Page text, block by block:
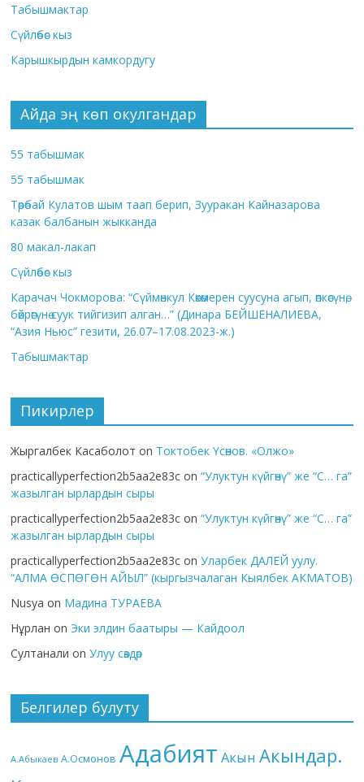
Табышмактар
Сүйлөбөс кыз
Карышкырдын камкордугу
Айда эң көп окулгандар
55 табышмак
55 табышмак
Төрөбай Кулатов шым таап берип, Зууракан Кайназарова
казак балбанын жыкканда
80 макал-лакап
Сүйлөбөс кыз
Карачач Чокморова: “Сүймөнкул Көкөмерен суусуна агып, өпкөсүнө,
бөйрөгүнө суук тийгизип алган…” (Динара БЕЙШЕНАЛИЕВА,
“Азия Ньюс” гезити, 26.07–17.08.2023-ж.)
Табышмактар
Пикирлер
Жыргалбек Касаболот on Токтобек Үсөнов. «Олжо»
practicallyperfection2b5aa2e83c on“Улуктун күйгөнү” же “С… га”
жазылган ырлардын сыры
practicallyperfection2b5aa2e83c on“Улуктун күйгөнү” же “С… га”
жазылган ырлардын сыры
practicallyperfection2b5aa2e83c onУларбек ДАЛЕЙ уулу.
“АЛМА ӨСПӨГӨН АЙЫЛ” (кыргызчалаган Кыялбек АКМАТОВ)
Nusya on Мадина ТУРАЕВА
Нұрлан on Эки элдин баатыры — Кайдоол
Султанали onУлуу сөздөр
Белгилер булуту
А.Абыкаев А.Осмонов Адабият Акын Акындар.